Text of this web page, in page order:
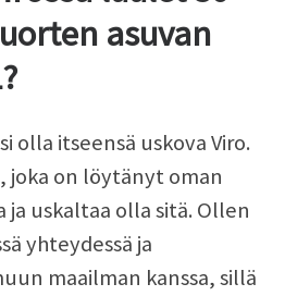
asuvan
olla itseensä uskova Viro.
joka on löytänyt oman
uskaltaa olla sitä. Ollen
yhteydessä ja
maailman kanssa, sillä